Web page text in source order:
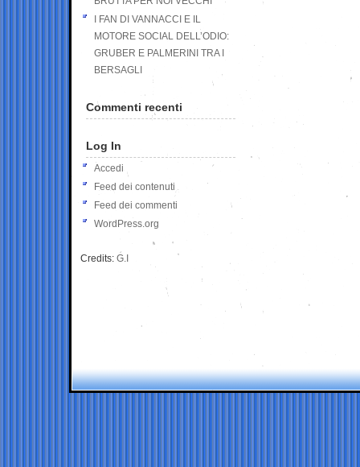
I FAN DI VANNACCI E IL
MOTORE SOCIAL DELL’ODIO:
GRUBER E PALMERINI TRA I
BERSAGLI
Commenti recenti
Log In
Accedi
Feed dei contenuti
Feed dei commenti
WordPress.org
Credits: G.I